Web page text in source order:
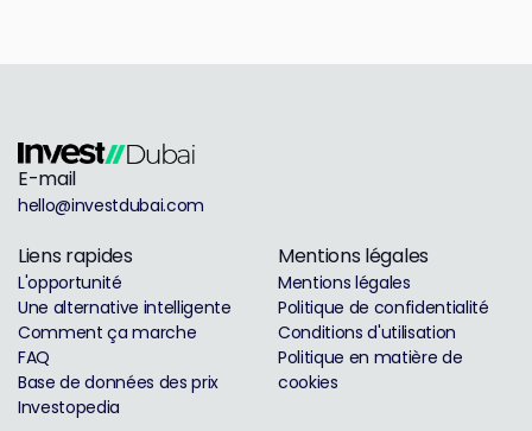
E-mail
hello@investdubai.com
Liens rapides
L'opportunité
Une alternative intelligente
Comment ça marche
FAQ
Base de données des prix
Investopedia
Mentions légales
Mentions légales
Politique de confidentialité
Conditions d'utilisation
Politique en matière de
cookies